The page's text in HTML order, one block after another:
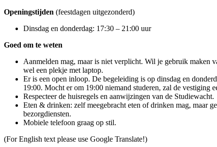
Openingstijden (feestdagen uitgezonderd)
Dinsdag en donderdag: 17:30 – 21:00 uur
Goed om te weten
Aanmelden mag, maar is niet verplicht. Wil je gebruik maken
wel een plekje met laptop.
Er is een open inloop. De begeleiding is op dinsdag en
19:00. Mocht er om 19:00 niemand studeren, zal de vestiging
Respecteer de huisregels en aanwijzingen van de Studiewacht.
Eten & drinken: zelf meegebracht eten of drinken mag, maar
bezorgdiensten.
Mobiele telefoon graag op stil.
(For English text please use Google Translate!)